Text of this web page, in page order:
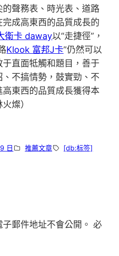
聲務表、時光表、道路
成高東西的品質成長的
衛卡 daway以“走捷徑”，
Klook 富邦J卡”仍然可以
直面牴觸和題目，善于
不搞情勢，鼓實勁、不
東西的品質成長獲得本
燦）
日 推薦文章 [db:标签]
郵件地址不會公開。 必